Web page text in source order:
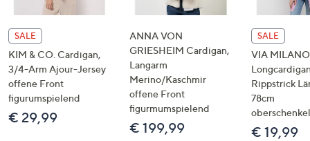
SALE
KIM & CO. Cardigan,
3/4-Arm Ajour-Jersey
offene Front
figurumspielend
€ 29,99
ANNA VON
GRIESHEIM Cardigan,
Langarm
Merino/Kaschmir
offene Front
figurmumspielend
€ 199,99
SALE
VIA MILANO
Rippstrick
78cm
€ 19,99